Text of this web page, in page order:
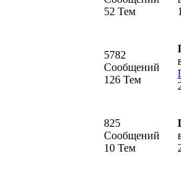
52 Тем
5782
Сообщений
126 Тем
825
Сообщений
10 Тем